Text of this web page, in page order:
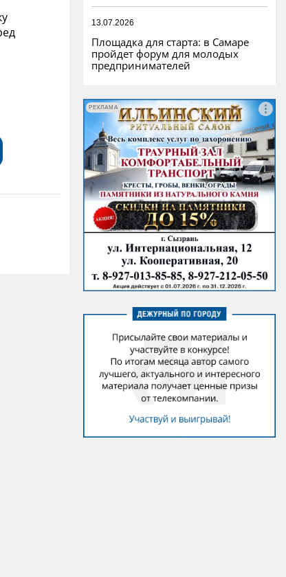
13.07.2026
Площадка для старта: в Самаре
пройдет форум для молодых
предпринимателей
РЕКЛАМА